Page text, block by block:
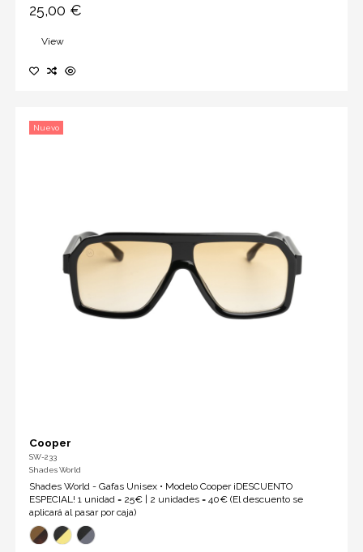
25,00 €
View
Nuevo
Cooper
SW-233
Shades World
Shades World - Gafas Unisex • Modelo Cooper ¡DESCUENTO
ESPECIAL! 1 unidad = 25€ | 2 unidades = 40€ (El descuento se
aplicará al pasar por caja)